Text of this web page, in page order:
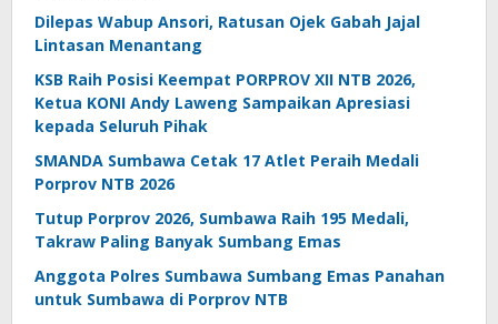
Dilepas Wabup Ansori, Ratusan Ojek Gabah Jajal
Lintasan Menantang
KSB Raih Posisi Keempat PORPROV XII NTB 2026,
Ketua KONI Andy Laweng Sampaikan Apresiasi
kepada Seluruh Pihak
SMANDA Sumbawa Cetak 17 Atlet Peraih Medali
Porprov NTB 2026
Tutup Porprov 2026, Sumbawa Raih 195 Medali,
Takraw Paling Banyak Sumbang Emas
Anggota Polres Sumbawa Sumbang Emas Panahan
untuk Sumbawa di Porprov NTB